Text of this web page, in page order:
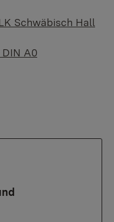
Schwäbisch Hall
A0